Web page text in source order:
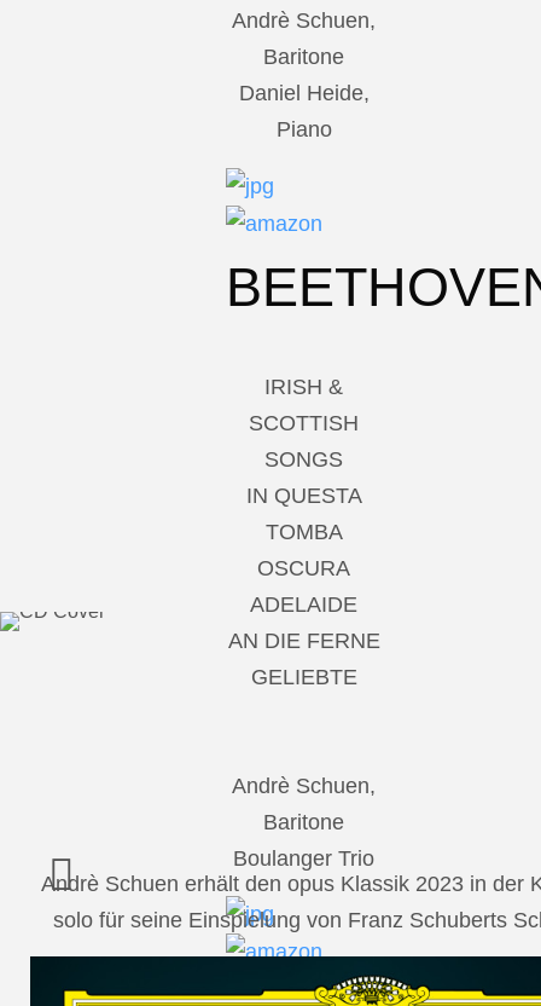
Andrè Schuen,
Baritone
Daniel Heide,
Piano
IRISH &
SCOTTISH
SONGS
IN QUESTA
TOMBA
OSCURA
ADELAIDE
AN DIE FERNE
GELIEBTE
Andrè Schuen,
Baritone
Boulanger Trio
Andrè Schuen erhält den opus Klassik 2023 in der
solo für seine Einspielung von Franz Schuberts